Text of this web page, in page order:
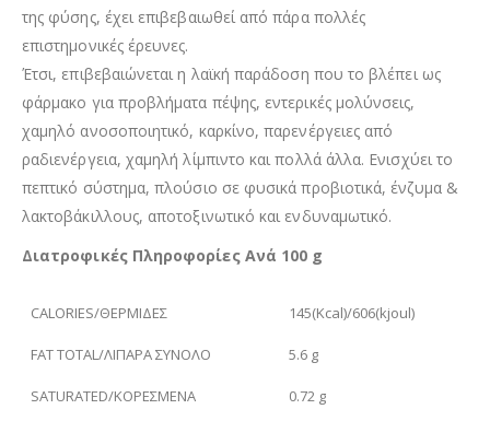
της φύσης, έχει επιβεβαιωθεί από πάρα πολλές
επιστημονικές έρευνες.
Έτσι, επιβεβαιώνεται η λαϊκή παράδοση που το βλέπει ως
φάρμακο για προβλήματα πέψης, εντερικές μολύνσεις,
χαμηλό ανοσοποιητικό, καρκίνο, παρενέργειες από
ραδιενέργεια, χαμηλή λίμπιντο και πολλά άλλα. Ενισχύει το
πεπτικό σύστημα, πλούσιο σε φυσικά προβιοτικά, ένζυμα &
λακτοβάκιλλους, αποτοξινωτικό και ενδυναμωτικό.
Διατροφικές Πληροφορίες Ανά 100 g
CALORIES/ΘΕΡΜΙΔΕΣ 145(Kcal)/606(kjoul)
FAT TOTAL/ΛΙΠΑΡΑ ΣΥΝΟΛΟ 5.6 g
SATURATED/ΚΟΡΕΣΜΕΝΑ 0.72 g